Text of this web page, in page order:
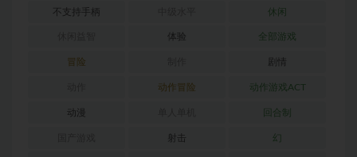
不支持手柄 休闲
体验 全部游戏
冒险 剧情
动作冒险 动作游戏ACT
动漫 回合制
射击 幻